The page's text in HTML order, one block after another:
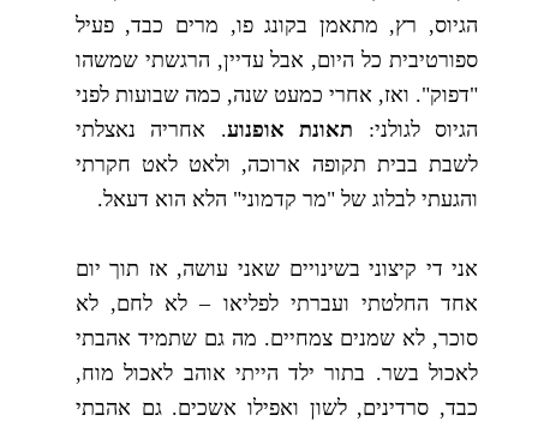
הגיוס, רץ, מתאמן בקונג פו, מרים כבד, פעיל
ספורטיבית כל היום, אבל עדיין, הרגשתי שמשהו
"דפוק". ואז, אחרי כמעט שנה, כמה שבועות לפני
הגיוס לגולני: תאונת אופנוע. אחריה נאצלתי
לשבת בבית תקופה ארוכה, ולאט לאט חקרתי
והגעתי לבלוג של "מר קדמוני" הלא הוא דעאל.
אני די קיצוני בשינויים שאני עושה, אז תוך יום
אחד החלטתי ועברתי לפליאו – לא לחם, לא
סוכר, לא שמנים צמחיים. מה גם שתמיד אהבתי
לאכול בשר. בתור ילד הייתי אוהב לאכול מוח,
כבד, סרדינים, לשון ואפילו אשכים. גם אהבתי